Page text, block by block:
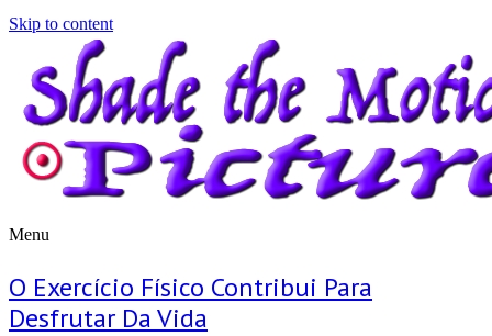
Skip to content
Menu
O Exercício Físico Contribui Para
Desfrutar Da Vida